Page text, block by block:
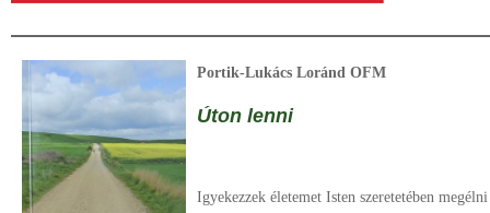
Portik-Lukács Loránd OFM
Úton lenni
Igyekezzek életemet Isten szeretetében